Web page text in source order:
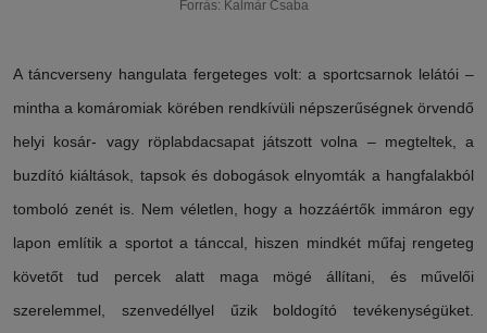
Forrás: Kalmár Csaba
A táncverseny hangulata fergeteges volt: a sportcsarnok lelátói –
mintha a komáromiak körében rendkívüli népszerűségnek örvendő
helyi kosár- vagy röplabdacsapat játszott volna – megteltek, a
buzdító kiáltások, tapsok és dobogások elnyomták a hangfalakból
tomboló zenét is. Nem véletlen, hogy a hozzáértők immáron egy
lapon említik a sportot a tánccal, hiszen mindkét műfaj rengeteg
követőt tud percek alatt maga mögé állítani, és művelői
szerelemmel, szenvedéllyel űzik boldogító tevékenységüket.